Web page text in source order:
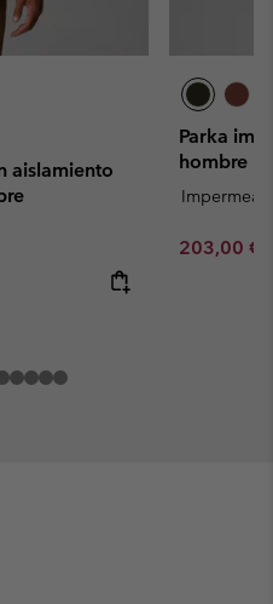
aislamiento
Parka
hombre
Minimum
203,00 €